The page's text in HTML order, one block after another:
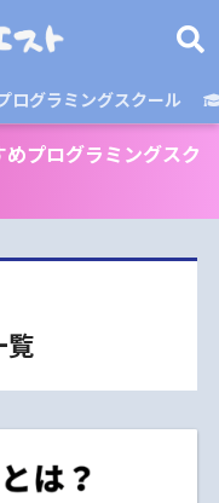
ログラミングスクール
プログラミングスク
覧